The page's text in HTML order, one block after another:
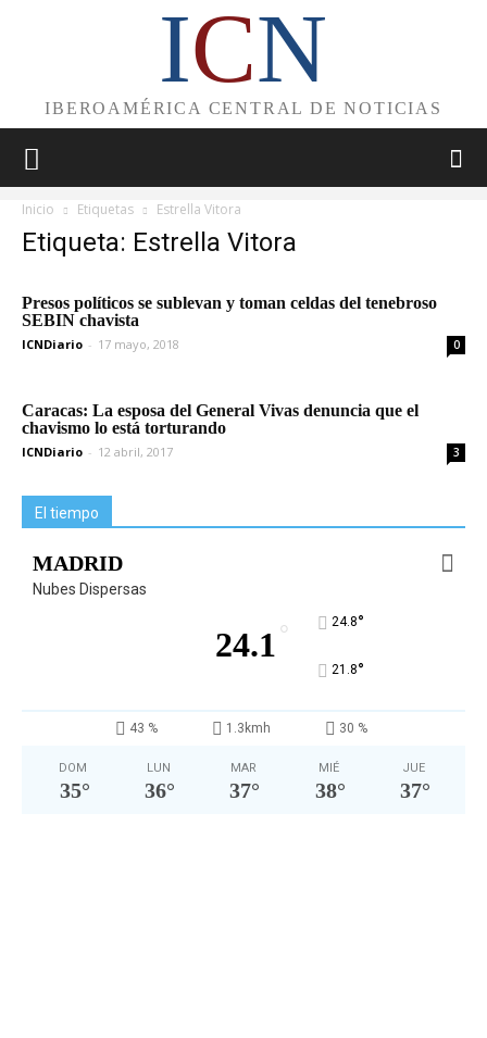
ICN
IBEROAMÉRICA CENTRAL DE NOTICIAS
Inicio Etiquetas Estrella Vitora
Etiqueta: Estrella Vitora
Presos políticos se sublevan y toman celdas del tenebroso
SEBIN chavista
ICNDiario - 17 mayo, 2018 0
Caracas: La esposa del General Vivas denuncia que el
chavismo lo está torturando
ICNDiario - 12 abril, 2017 3
El tiempo
MADRID
Nubes Dispersas
24.1 ° 24.8°
21.8°
43 % 1.3kmh 30 %
DOM
35°
LUN
36°
MAR
37°
MIÉ
38°
JUE
37°